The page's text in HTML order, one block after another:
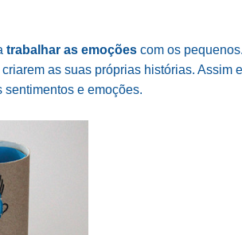
trabalhar as emoções com os pequenos.
as suas próprias histórias. Assim
e emoções.